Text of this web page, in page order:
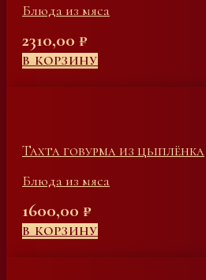
Блюда из мяса
2310,00 ₽
В КОРЗИНУ
Тахта говурма из цыплёнка
Блюда из мяса
1600,00 ₽
В КОРЗИНУ